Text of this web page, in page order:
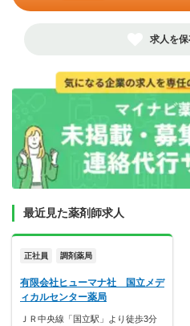
求人を
最近見た薬剤師求人
正社員 調剤薬局
有限会社ヒューマナ社 国立メデ
ィカルセンター薬局
ＪＲ中央線「国立駅」より徒歩3分